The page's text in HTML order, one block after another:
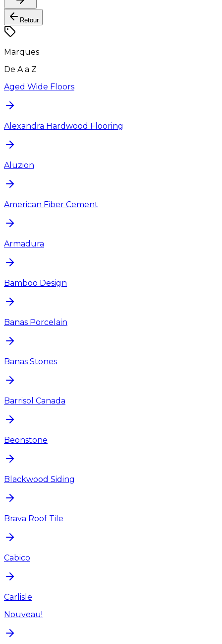
Retour
Marques
De A a Z
Aged Wide Floors
Alexandra Hardwood Flooring
Aluzion
American Fiber Cement
Armadura
Bamboo Design
Banas Porcelain
Banas Stones
Barrisol Canada
Beonstone
Blackwood Siding
Brava Roof Tile
Cabico
Carlisle
Nouveau!